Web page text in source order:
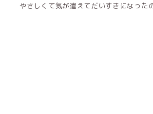
やさしくて気が遣えてだいすきになった